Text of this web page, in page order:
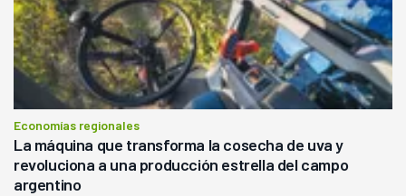
Economías regionales
La máquina que transforma la cosecha de uva y
revoluciona a una producción estrella del campo
argentino